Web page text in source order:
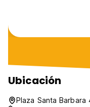
Ubicación
Plaza Santa Barbara